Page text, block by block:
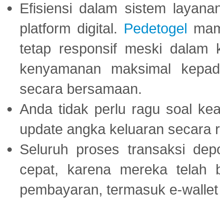
Efisiensi dalam sistem
platform digital. Pedetogel
tetap responsif meski dalam
kenyamanan maksimal
secara bersamaan.
Anda tidak perlu ragu soal
update angka keluaran secara
Seluruh proses transaksi
cepat, karena mereka telah
pembayaran, termasuk e-